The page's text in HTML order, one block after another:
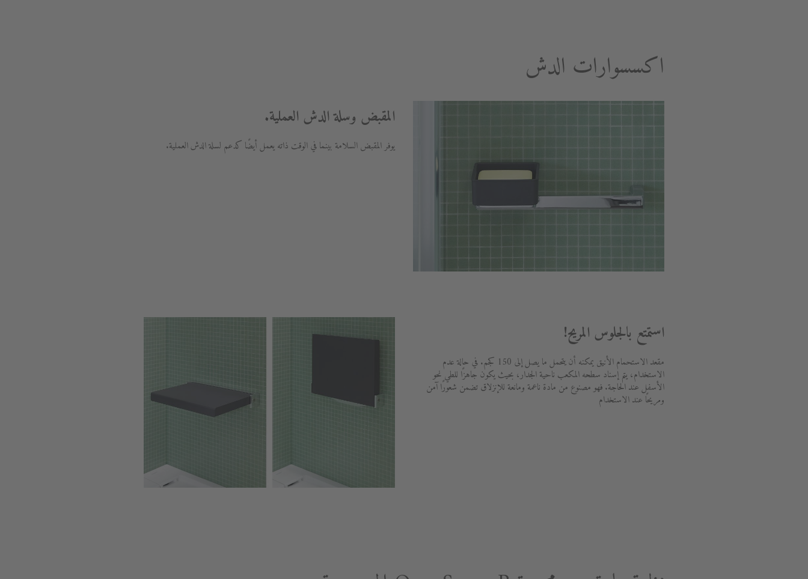
اكسسوارات الدش
المقبض وسلة الدش العملية.
يوفر المقبض السلامة بينما في الوقت ذاته يعمل أيضًا كدعم لسلة الدش العملية.
استمتع بالجلوس المريح!
مقعد الاستحمام الأنيق يمكنه أن يتحمل ما يصل إلى 150 كجم. في حالة عدم
الاستخدام، يتم إسناد سطحه المكعب ناحية الجدار، بحيث يكون جاهزًا للطي نحو
الأسفل عند الحاجة. فهو مصنوع من مادة ناعمة ومانعة للإنزلاق تضمن شعورًا آمن
ومريحًا عند الاستخدام